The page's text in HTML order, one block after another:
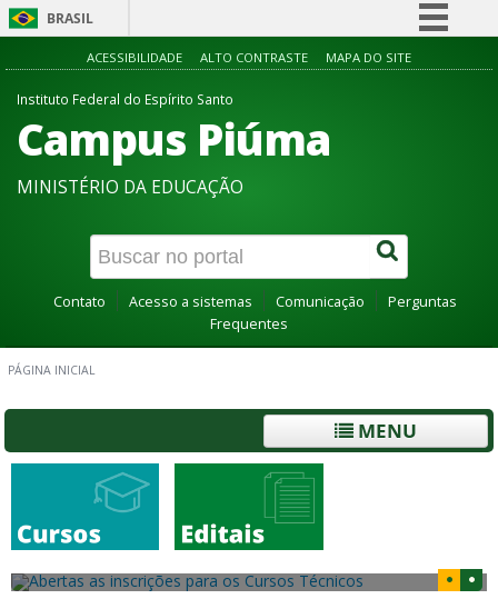
BRASIL
Simplifique!
Acesso à informação
Canais
ACESSIBILIDADE ALTO CONTRASTE MAPA DO SITE
Instituto Federal do Espírito Santo
Campus Piúma
MINISTÉRIO DA EDUCAÇÃO
Contato Acesso a sistemas Comunicação
Perguntas
Frequentes
PÁGINA INICIAL
MENU